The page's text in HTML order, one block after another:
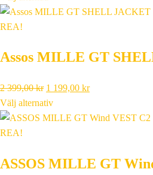
priset
399,00 kr.
priset
199,00 kr.
REA!
Assos MILLE GT
2 399,00kr Det
ursprungliga
priset
399,00 kr.
1 199,00 krDet
priset
199,00 kr.
Välj alternativ
REA!
ASSOS MILLE GT